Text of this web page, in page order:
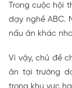
Trong cuộc hội
dạy nghề ABC.
nấu ăn khác
Vì vậy, chủ đề
ăn tại trường